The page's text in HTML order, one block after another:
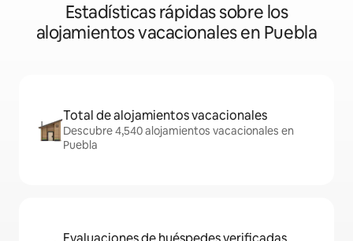
Estadísticas rápidas sobre los
alojamientos vacacionales en Puebla
Total de alojamientos vacacionales
Descubre 4,540 alojamientos vacacionales en
Puebla